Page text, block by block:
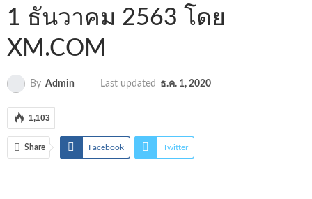
1 ธันวาคม 2563 โดย
XM.COM
By Admin Last updated ธ.ค. 1, 2020
1,103
Share Facebook Twitter